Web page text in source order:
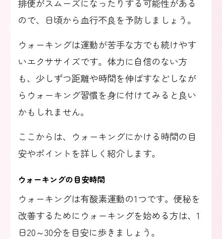
排便がスムーズになったりする可能性がある
ので、日頃から血行不良を予防しましょう。
ウォーキングは運動が苦手な方でも続けやす
いエクササイズです。体力に自信のない方
も、少しずつ距離や時間を伸ばすなどしなが
らウォーキング習慣を身に付けてみると良い
かもしれません。
ここからは、ウォーキングにかける時間の目
安やポイントを詳しく紹介します。
ウォーキングの目安時間
ウォーキングは有酸素運動の1つです。便秘を
改善するためにウォーキングを始める方は、1
日20～30分を目安に歩きましょう。